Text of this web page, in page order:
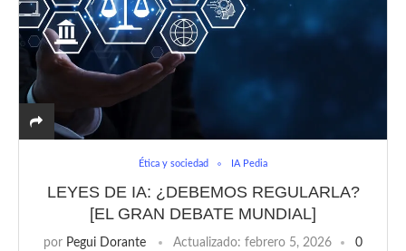
Ética y sociedad IA Pedia
LEYES DE IA: ¿DEBEMOS REGULARLA?
[EL GRAN DEBATE MUNDIAL]
por Pegui Dorante Actualizado: febrero 5, 2026
0